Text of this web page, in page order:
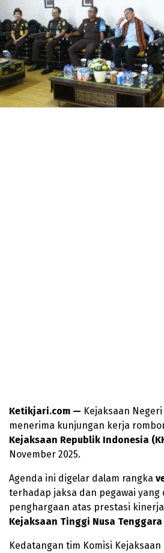
Ketikjari.com — Kejaksaan
menerima kunjungan kerja
Kejaksaan Republik Indonesia
November 2025.
Agenda ini digelar dalam rangka
terhadap jaksa dan pegawai yang
penghargaan atas prestasi
Kejaksaan Tinggi Nusa
Kedatangan tim Komisi